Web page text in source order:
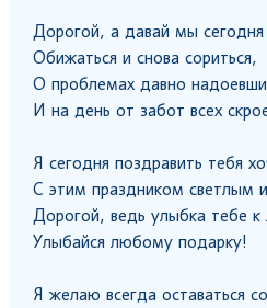
Дорогой, а давай мы
Обижаться и снова сориться,
О проблемах давно
И на день от забот всех
Я сегодня поздравить тебя
С этим праздником светлым
Дорогой, ведь улыбка тебе к
Улыбайся любому подарку!
Я желаю всегда оставаться